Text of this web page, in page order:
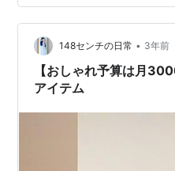
さらに、女性らしいシルエ
シャツ（ブラック） もラ
いはもちろん、ナチュ…
148センチの日常 • 3年前
【おしゃれ予算は月
アイテム